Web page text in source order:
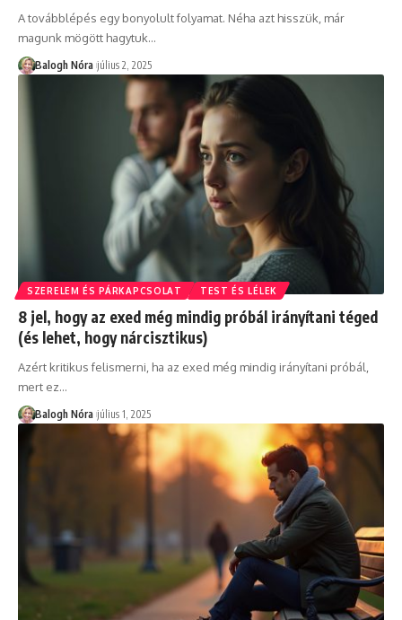
A továbblépés egy bonyolult folyamat. Néha azt hisszük, már
magunk mögött hagytuk…
Balogh Nóra július 2, 2025
SZERELEM ÉS PÁRKAPCSOLAT TEST ÉS LÉLEK
8 jel, hogy az exed még mindig próbál irányítani téged
(és lehet, hogy nárcisztikus)
Azért kritikus felismerni, ha az exed még mindig irányítani próbál,
mert ez…
Balogh Nóra július 1, 2025